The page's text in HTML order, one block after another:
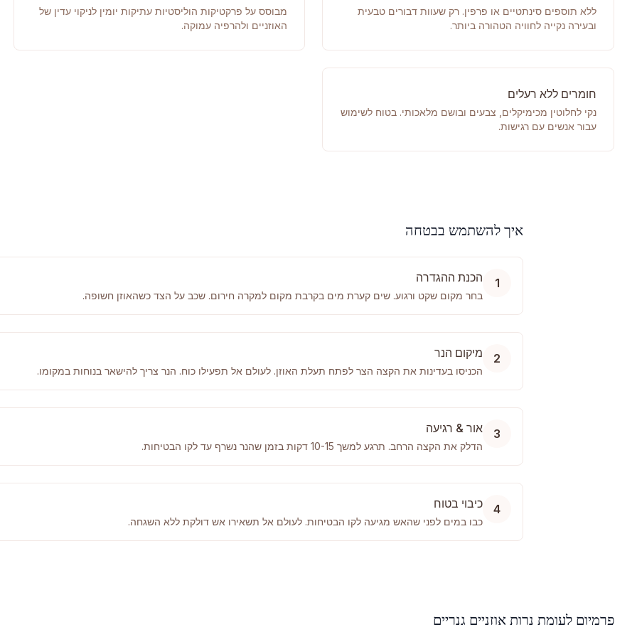
ללא תוספים סינתטיים או פרפין. רק שעוות דבורים טבעית
ובעירה נקייה לחוויה הטהורה ביותר.
מבוסס על פרקטיקות הוליסטיות עתיקות יומין לניקוי עדין של
האוזניים ולהרפיה עמוקה.
חומרים ללא רעלים
נקי לחלוטין מכימיקלים, צבעים ובושם מלאכותי. בטוח לשימוש
עבור אנשים עם רגישות.
איך להשתמש בבטחה
1 הכנת ההגדרה
בחר מקום שקט ורגוע. שים קערת מים בקרבת מקום למקרה חירום. שכב על הצד כשהאוזן חשופה.
2 מיקום הנר
הכניסו בעדינות את הקצה הצר לפתח תעלת האוזן. לעולם אל תפעילו כוח. הנר צריך להישאר בנוחות במקומו.
3 אור & רגיעה
הדלק את הקצה הרחב. תרגע למשך 10-15 דקות בזמן שהנר נשרף עד לקו הבטיחות.
4 כיבוי בטוח
כבו במים לפני שהאש מגיעה לקו הבטיחות. לעולם אל תשאירו אש דולקת ללא השגחה.
פרמיום לעומת נרות אוזניים גנריים